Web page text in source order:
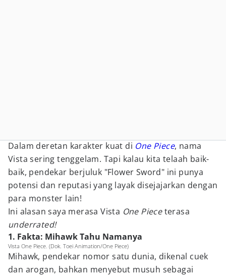
Dalam deretan karakter kuat di One Piece, nama
Vista sering tenggelam. Tapi kalau kita telaah baik-
baik, pendekar berjuluk "Flower Sword" ini punya
potensi dan reputasi yang layak disejajarkan dengan
para monster lain!
Ini alasan saya merasa Vista One Pieceterasa
underrated!
1. Fakta: Mihawk Tahu Namanya
Vista One Piece. (Dok. Toei Animation/One Piece)
Mihawk, pendekar nomor satu dunia, dikenal cuek
dan arogan, bahkan menyebut musuh sebagai